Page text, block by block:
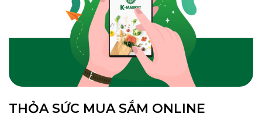
THỎA SỨC MUA SẮM ONLINE